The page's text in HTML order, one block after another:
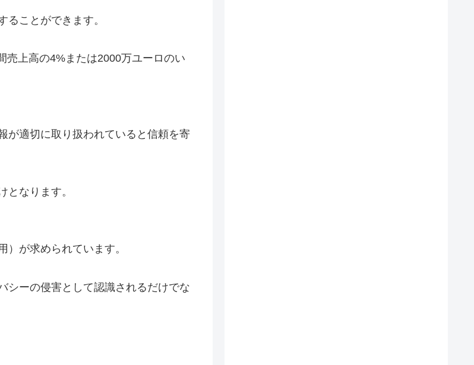
ることができます。
売上高の4%または2000万ユーロのい
が適切に取り扱われていると信頼を寄
となります。
が求められています。
シーの侵害として認識されるだけでな